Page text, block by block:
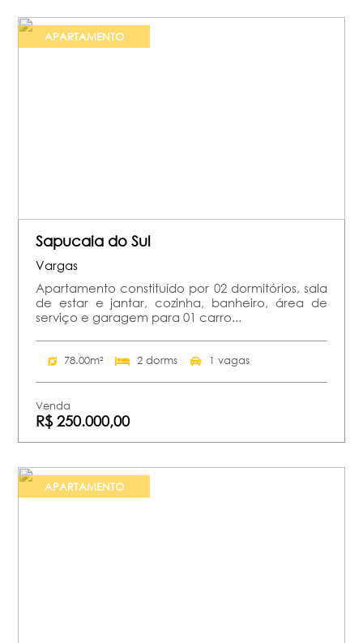
APARTAMENTO
Sapucaia do Sul
Vargas
Apartamento constituído por 02 dormitórios, sala
de estar e jantar, cozinha, banheiro, área de
serviço e garagem para 01 carro...
78.00m² 2 dorms 1 vagas
Venda
R$ 250.000,00
APARTAMENTO